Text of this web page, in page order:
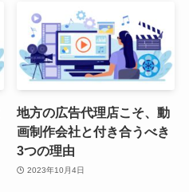
地方の広告代理店こそ、動
画制作会社と付き合うべき
3つの理由
2023年10月4日